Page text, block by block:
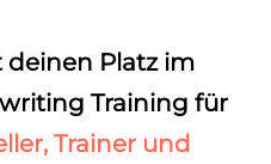
deinen Platz im
Training für
Trainer und